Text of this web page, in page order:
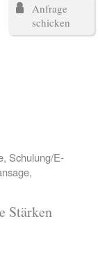
Anfrage
schicken
Schulung/E-
Stärken